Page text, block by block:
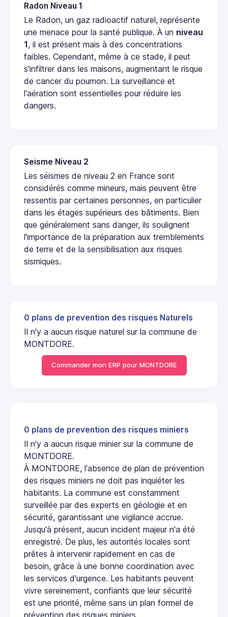
Radon Niveau 1
Le Radon, un gaz radioactif naturel, représente
une menace pour la santé publique. À un niveau
1, il est présent mais à des concentrations
faibles. Cependant, même à ce stade, il peut
s'infiltrer dans les maisons, augmentant le risque
de cancer du poumon. La surveillance et
l'aération sont essentielles pour réduire les
dangers.
Seisme Niveau 2
Les séismes de niveau 2 en France sont
considérés comme mineurs, mais peuvent être
ressentis par certaines personnes, en particulier
dans les étages supérieurs des bâtiments. Bien
que généralement sans danger, ils soulignent
l'importance de la préparation aux tremblements
de terre et de la sensibilisation aux risques
sismiques.
0 plans de prevention des risques Naturels
Il n'y a aucun risque naturel sur la commune de
MONTDORE.
Commander mon ERP pour MONTDORE
0 plans de prevention des risques miniers
Il n'y a aucun risque minier sur la commune de
MONTDORE.
À MONTDORE, l'absence de plan de prévention
des risques miniers ne doit pas inquiéter les
habitants. La commune est constamment
surveillée par des experts en géologie et en
sécurité, garantissant une vigilance accrue.
Jusqu'à présent, aucun incident majeur n'a été
enregistré. De plus, les autorités locales sont
prêtes à intervenir rapidement en cas de
besoin, grâce à une bonne coordination avec
les services d'urgence. Les habitants peuvent
vivre sereinement, confiants que leur sécurité
est une priorité, même sans un plan formel de
prévention des risques miniers.